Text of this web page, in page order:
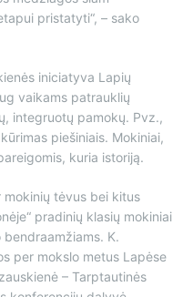
pristatyti“, – sako
iniciatyva Lapių
vaikams patrauklių
integruotų pamokų. Pvz.,
piešiniais. Mokiniai,
kuria istoriją.
mokinių tėvus bei kitus
pradinių klasių mokiniai
K.
per mokslo metus Lapėse
– Tarptautinės